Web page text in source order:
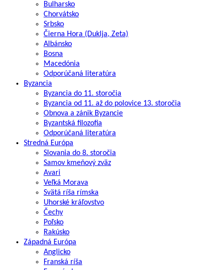
Bulharsko
Chorvátsko
Srbsko
Čierna Hora (Duklja, Zeta)
Albánsko
Bosna
Macedónia
Odporúčaná literatúra
Byzancia
Byzancia do 11. storočia
Byzancia od 11. až do polovice 13. storočia
Obnova a zánik Byzancie
Byzantská filozofia
Odporúčaná literatúra
Stredná Európa
Slovania do 8. storočia
Samov kmeňový zväz
Avari
Veľká Morava
Svätá ríša rímska
Uhorské kráľovstvo
Čechy
Poľsko
Rakúsko
Západná Európa
Anglicko
Franská ríša